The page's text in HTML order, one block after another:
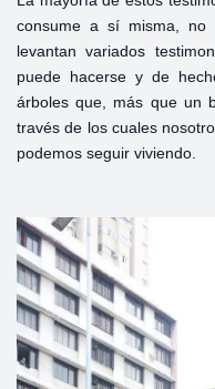
consume a sí misma, no
levantan variados
puede hacerse y de
árboles que, más que un
través de los cuales
podemos seguir viviendo.